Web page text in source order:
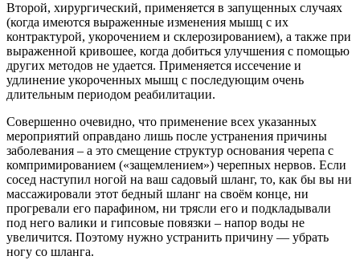
Второй, хирургический, применяется в запущенных случаях
(когда имеются выраженные изменения мышц с их
контрактурой, укорочением и склерозированием), а также при
выраженной кривошее, когда добиться улучшения с помощью
других методов не удается. Применяется иссечение и
удлинение укороченных мышц с последующим очень
длительным периодом реабилитации.
Совершенно очевидно, что применение всех указанных
мероприятий оправдано лишь после устранения причины
заболевания – а это смещение структур основания черепа с
компримированием («защемлением») черепных нервов. Если
сосед наступил ногой на ваш садовый шланг, то, как бы вы ни
массажировали этот бедный шланг на своём конце, ни
прогревали его парафином, ни трясли его и подкладывали
под него валики и гипсовые повязки – напор воды не
увеличится. Поэтому нужно устранить причину — убрать
ногу со шланга.